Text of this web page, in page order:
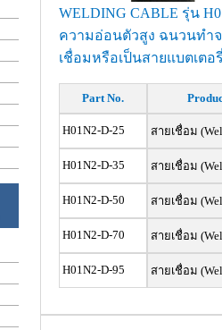
WELDING CABLE รุ่น
ความอ่อนตัวสูง ฉนวนทำ
เชื่อมหรือเป็นสายแบตเตอ
Part No.
H01N2-D-25 สายเชื่อม
H01N2-D-35 สายเชื่อม
H01N2-D-50 สายเชื่อม
H01N2-D-70 สายเชื่อม
H01N2-D-95 สายเชื่อม